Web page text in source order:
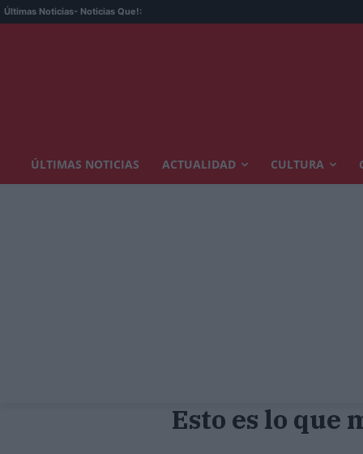
Últimas Noticias- Noticias Que!:
ÚLTIMAS NOTICIAS ACTUALIDAD CULTURA
Esto es lo que